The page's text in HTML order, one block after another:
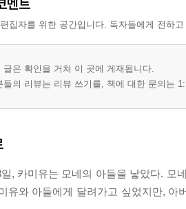
멘트
집자를 위한 공간입니다. 독자들에게 전하
글은 확인을 거쳐 이 곳에 게재됩니다.
들의 리뷰는 리뷰 쓰기를, 책에 대한 문의는
, 카미유는 모네의 아들을 낳았다. 모
유와 아들에게 달려가고 싶었지만,